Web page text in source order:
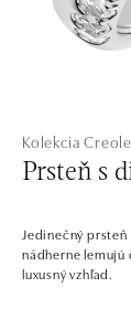
Kolekcia
Prsteň s
Jedinečný
nádherne
luxusný vzhľad.